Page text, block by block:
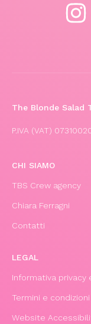
The Blonde Salad
P.IVA (VAT)
CHI SIAMO
TBS Crew agency
Chiara Ferragni
Contatti
LEGAL
Informativa privacy
Termini e
Website